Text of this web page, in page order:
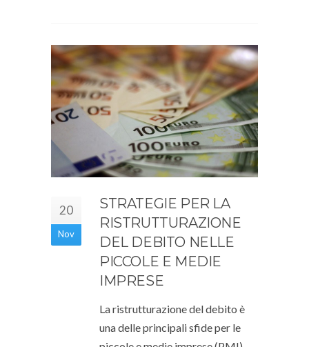
20
Nov
STRATEGIE PER LA
RISTRUTTURAZIONE
DEL DEBITO NELLE
PICCOLE E MEDIE
IMPRESE
La ristrutturazione del debito è
una delle principali sfide per le